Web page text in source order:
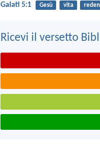
Galati 5:1 Gesù vita
Ricevi il versetto